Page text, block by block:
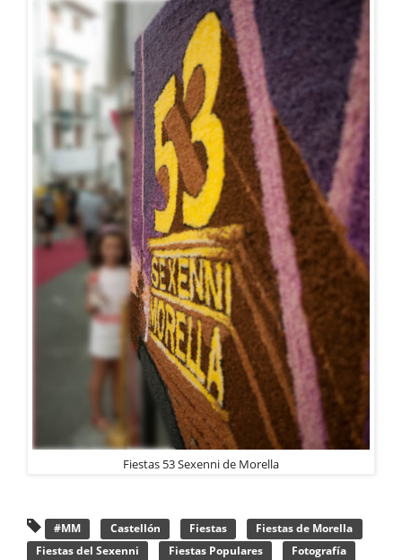
Fiestas 53 Sexenni de Morella
#MM Castellón Fiestas
Fiestas de Morella
Fiestas del Sexenni
Fiestas Populares
Fotografía